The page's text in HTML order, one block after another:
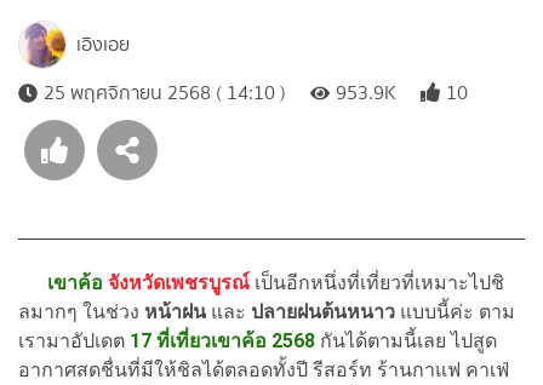
เอิงเอย
25 พฤศจิกายน 2568 ( 14:10 )
953.9K 10
เขาค้อ จังหวัดเพชรบูรณ์ เป็นอีกหนึ่งที่เที่ยวที่เหมาะไปชิ
ลมากๆ ในช่วง หน้าฝนและ ปลายฝนต้นหนาว แบบนี้ค่ะ ตาม
เรามาอัปเดต 17 ที่เที่ยวเขาค้อ 2568 กันได้ตามนี้เลย ไปสูด
อากาศสดชื่นที่มีให้ชิลได้ตลอดทั้งปี รีสอร์ท ร้านกาแฟ คาเฟ่